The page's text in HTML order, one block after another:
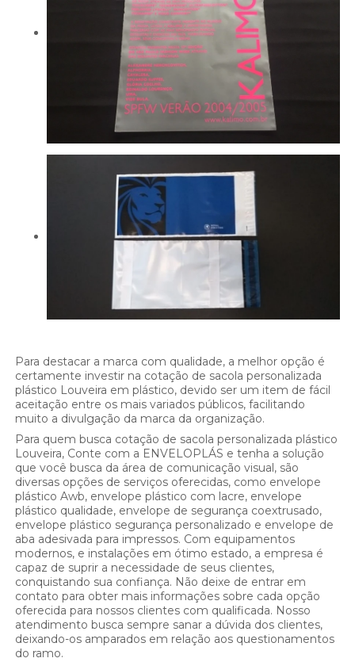
Para destacar a marca com qualidade, a melhor opção é
certamente investir na cotação de sacola personalizada
plástico Louveira em plástico, devido ser um item de fácil
aceitação entre os mais variados públicos, facilitando
muito a divulgação da marca da organização.
Para quem busca cotação de sacola personalizada plástico
Louveira, Conte com a ENVELOPLÁS e tenha a solução
que você busca da área de comunicação visual, são
diversas opções de serviços oferecidas, como envelope
plástico Awb, envelope plástico com lacre, envelope
plástico qualidade, envelope de segurança coextrusado,
envelope plástico segurança personalizado e envelope de
aba adesivada para impressos. Com equipamentos
modernos, e instalações em ótimo estado, a empresa é
capaz de suprir a necessidade de seus clientes,
conquistando sua confiança. Não deixe de entrar em
contato para obter mais informações sobre cada opção
oferecida para nossos clientes com qualificada. Nosso
atendimento busca sempre sanar a dúvida dos clientes,
deixando-os amparados em relação aos questionamentos
do ramo.